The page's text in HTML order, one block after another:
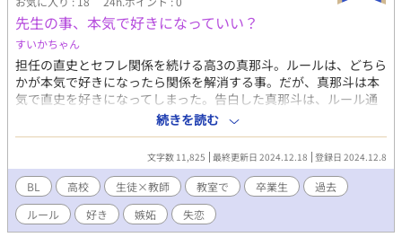
先生の事、本気で好きになっていい？
すいかちゃん
担任の直史とセフレ関係を続ける高3の真那斗。ルールは、どちら
かが本気で好きになったら関係を解消する事。だが、真那斗は本
気で直史を好きになってしまった。告白した真那斗は、ルール通
り関係を解消される。そんなある日。自分とそっくりな卒業生が
いると知って…。 過去と現在が交錯するような話です。 第五話を
入れるの忘れてました。 本当にごめんなさい。 一度読んだという
人も、第五話だけ読んでいただくと嬉しいです。 ヤキモチをやく
真那斗と、いつになく大胆になる直史が描かれています。
続きを読む
文字数 11,825 最終更新日 2024.12.18 登録日 2024.12.8
BL 高校 生徒×教師 教室で 卒業生
過去
ルール
好き 嫉妬 失恋